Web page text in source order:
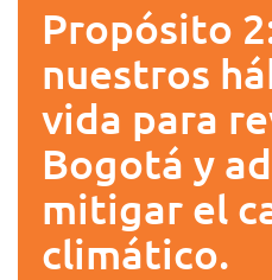
Propósito
nuestros
vida para
Bogotá y
mitigar el
climático.